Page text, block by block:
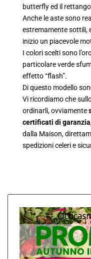
butterfly ed il
Anche le aste sono
estremamente sottili,
inizio un piacevole
I colori scelti sono
particolare verde
effetto “flash”.
Di questo modello
Vi ricordiamo che
ordinarli, ovviamente
certificati di
dalla Maison,
spedizioni celeri e